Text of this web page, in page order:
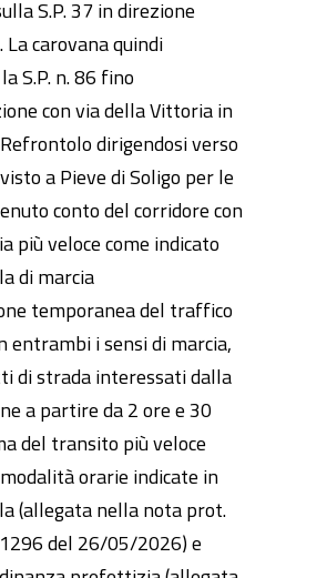
S.P. 37 in direzione
carovana quindi
S.P. n. 86 fino
con via della Vittoria in
dirigendosi verso
a Pieve di Soligo per le
conto del corridore con
più veloce come indicato
di marcia
temporanea del traffico
entrambi i sensi di marcia,
di strada interessati dalla
a partire da 2 ore e 30
del transito più veloce
orarie indicate in
(allegata nella nota prot.
del 26/05/2026) e